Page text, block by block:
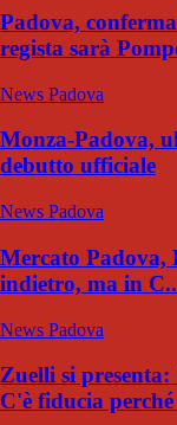
Padova,
regista sarà
News Padova
Monza-Padova,
debutto ufficiale
News Padova
Mercato Padova,
indietro, ma in
News Padova
Zuelli si
C'è fiducia